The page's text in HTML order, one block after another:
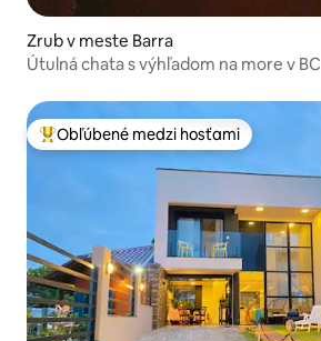
Zrub v meste Barra
Útulná chata s výhľadom na more v BC
Najobľúbenejšie medzi hosťami
Obľúbené medzi hosťami